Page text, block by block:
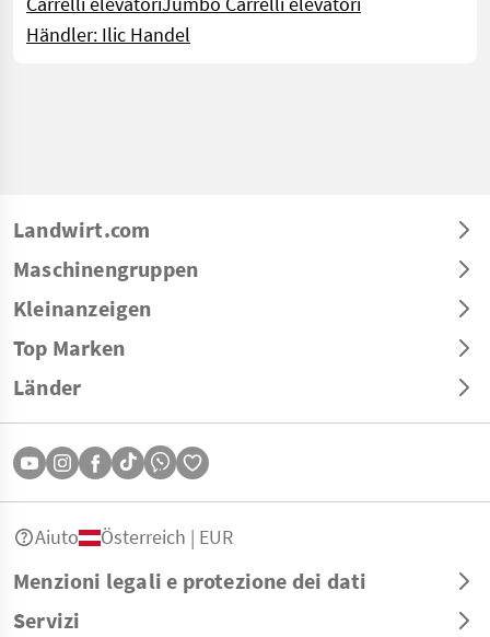
Händler: Ilic Handel
Landwirt.com
Maschinengruppen
Kleinanzeigen
Top Marken
Länder
Menzioni legali e protezione dei dati
Servizi
Aiuto Österreich | EUR